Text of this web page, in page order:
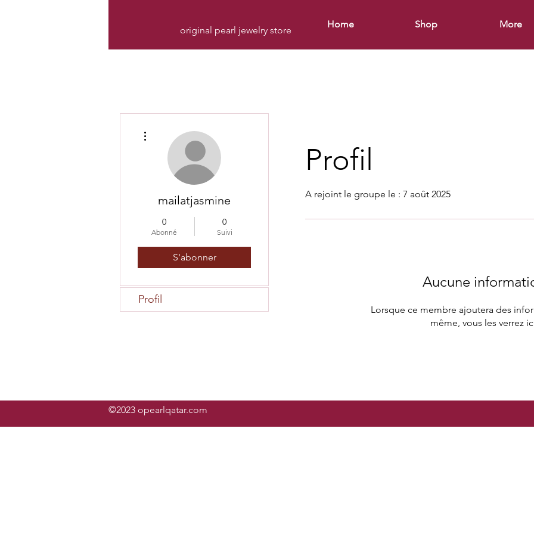
original pearl jewelry store
Home Shop More
Profil
A rejoint le groupe le : 7 août 2025
Aucune
Lorsque ce membre ajoutera des
même, vous les verrez
mailatjasmine
0
Abonné
0
Suivi
S'abonner
Profil
©2023 opearlqatar.com